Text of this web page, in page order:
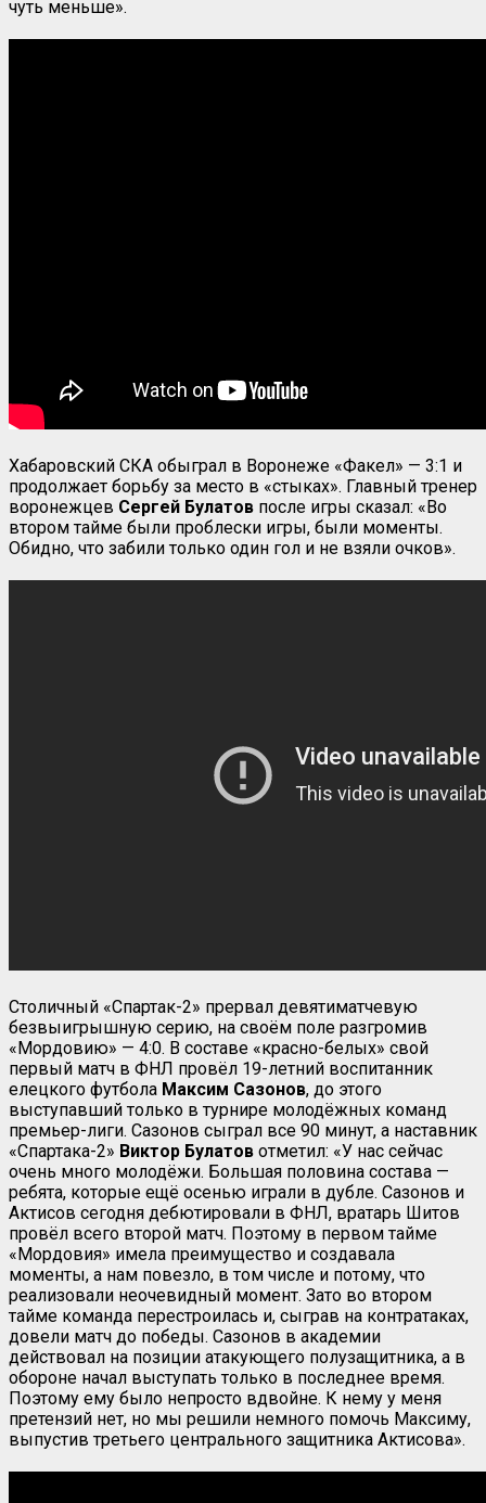
чуть меньше».
Хабаровский СКА обыграл в Воронеже «Факел» — 3:1 и
продолжает борьбу за место в «стыках». Главный тренер
воронежцев Сергей Булатов после игры сказал: «Во
втором тайме были проблески игры, были моменты.
Обидно, что забили только один гол и не взяли очков».
Столичный «Спартак-2» прервал девятиматчевую
безвыигрышную серию, на своём поле разгромив
«Мордовию» — 4:0. В составе «красно-белых» свой
первый матч в ФНЛ провёл 19-летний воспитанник
елецкого футбола Максим Сазонов, до этого
выступавший только в турнире молодёжных команд
премьер-лиги. Сазонов сыграл все 90 минут, а наставник
«Спартака-2» Виктор Булатов отметил: «У нас сейчас
очень много молодёжи. Большая половина состава —
ребята, которые ещё осенью играли в дубле. Сазонов и
Актисов сегодня дебютировали в ФНЛ, вратарь Шитов
провёл всего второй матч. Поэтому в первом тайме
«Мордовия» имела преимущество и создавала
моменты, а нам повезло, в том числе и потому, что
реализовали неочевидный момент. Зато во втором
тайме команда перестроилась и, сыграв на контратаках,
довели матч до победы. Сазонов в академии
действовал на позиции атакующего полузащитника, а в
обороне начал выступать только в последнее время.
Поэтому ему было непросто вдвойне. К нему у меня
претензий нет, но мы решили немного помочь Максиму,
выпустив третьего центрального защитника Актисова».